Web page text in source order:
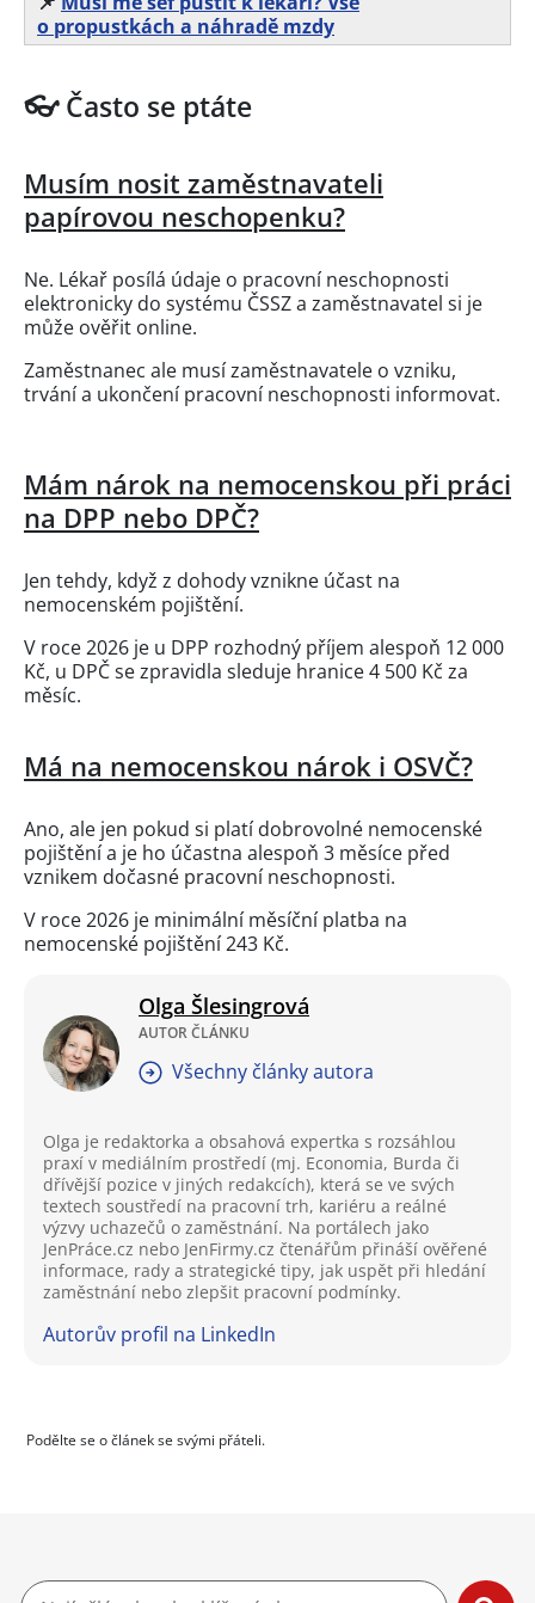
o propustkách a náhradě mzdy
👓 Často se ptáte
Musím nosit zaměstnavateli
papírovou neschopenku?
Ne. Lékař posílá údaje o pracovní neschopnosti
elektronicky do systému ČSSZ a zaměstnavatel si je
může ověřit online.
Zaměstnanec ale musí zaměstnavatele o vzniku,
trvání a ukončení pracovní neschopnosti informovat.
Mám nárok na nemocenskou při práci
na DPP nebo DPČ?
Jen tehdy, když z dohody vznikne účast na
nemocenském pojištění.
V roce 2026 je u DPP rozhodný příjem alespoň 12 000
Kč, u DPČ se zpravidla sleduje hranice 4 500 Kč za
měsíc.
Má na nemocenskou nárok i OSVČ?
Ano, ale jen pokud si platí dobrovolné nemocenské
pojištění a je ho účastna alespoň 3 měsíce před
vznikem dočasné pracovní neschopnosti.
V roce 2026 je minimální měsíční platba na
nemocenské pojištění 243 Kč.
Olga Šlesingrová
AUTOR ČLÁNKU
Všechny články autora
Olga je redaktorka a obsahová expertka s rozsáhlou
praxí v mediálním prostředí (mj. Economia, Burda či
dřívější pozice v jiných redakcích), která se ve svých
textech soustředí na pracovní trh, kariéru a reálné
výzvy uchazečů o zaměstnání. Na portálech jako
JenPráce.cz nebo JenFirmy.cz čtenářům přináší ověřené
informace, rady a strategické tipy, jak uspět při hledání
zaměstnání nebo zlepšit pracovní podmínky.
Autorův profil na LinkedIn
Podělte se o článek se svými přáteli.